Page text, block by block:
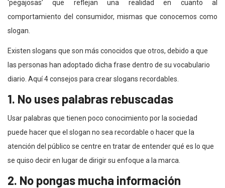
‘pegajosas’ que reflejan una realidad en cuanto al
comportamiento del consumidor, mismas que conocemos como
slogan.
Existen slogans que son más conocidos que otros, debido a que
las personas han adoptado dicha frase dentro de su vocabulario
diario. Aquí 4 consejos para crear slogans recordables.
1. No uses palabras rebuscadas
Usar palabras que tienen poco conocimiento por la sociedad
puede hacer que el slogan no sea recordable o hacer que la
atención del público se centre en tratar de entender qué es lo que
se quiso decir en lugar de dirigir su enfoque a la marca.
2. No pongas mucha información